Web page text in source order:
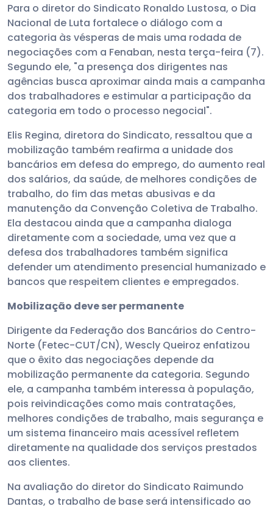
Para o diretor do Sindicato Ronaldo Lustosa, o Dia
Nacional de Luta fortalece o diálogo com a
categoria às vésperas de mais uma rodada de
negociações com a Fenaban, nesta terça-feira (7).
Segundo ele, "a presença dos dirigentes nas
agências busca aproximar ainda mais a campanha
dos trabalhadores e estimular a participação da
categoria em todo o processo negocial".
Elis Regina, diretora do Sindicato, ressaltou que a
mobilização também reafirma a unidade dos
bancários em defesa do emprego, do aumento real
dos salários, da saúde, de melhores condições de
trabalho, do fim das metas abusivas e da
manutenção da Convenção Coletiva de Trabalho.
Ela destacou ainda que a campanha dialoga
diretamente com a sociedade, uma vez que a
defesa dos trabalhadores também significa
defender um atendimento presencial humanizado e
bancos que respeitem clientes e empregados.
Mobilização deve ser permanente
Dirigente da Federação dos Bancários do Centro-
Norte (Fetec-CUT/CN), Wescly Queiroz enfatizou
que o êxito das negociações depende da
mobilização permanente da categoria. Segundo
ele, a campanha também interessa à população,
pois reivindicações como mais contratações,
melhores condições de trabalho, mais segurança e
um sistema financeiro mais acessível refletem
diretamente na qualidade dos serviços prestados
aos clientes.
Na avaliação do diretor do Sindicato Raimundo
Dantas, o trabalho de base será intensificado ao